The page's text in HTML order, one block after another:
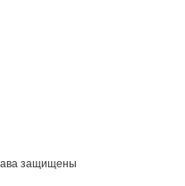
защищены